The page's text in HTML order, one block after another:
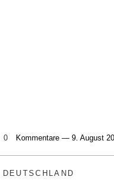
0 Kommentare — 9. August
DEUTSCHLAND